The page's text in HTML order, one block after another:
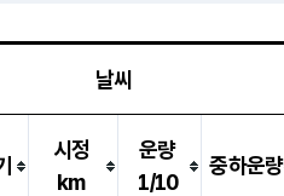
날씨
시정
km
운량
1/10
중하운량